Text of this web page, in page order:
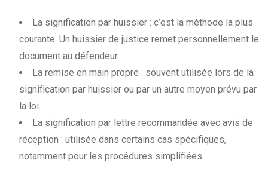
La signification par huissier : c’est la méthode la plus
courante. Un huissier de justice remet personnellement le
document au défendeur.
La remise en main propre : souvent utilisée lors de la
signification par huissier ou par un autre moyen prévu par
la loi.
La signification par lettre recommandée avec avis de
réception : utilisée dans certains cas spécifiques,
notamment pour les procédures simplifiées.